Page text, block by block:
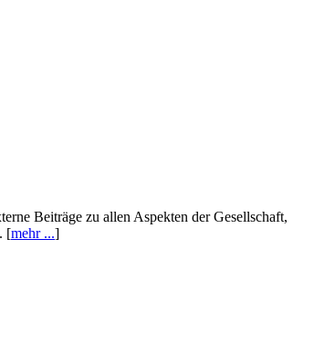
Beiträge zu allen Aspekten der Gesellschaft,
[mehr ...]